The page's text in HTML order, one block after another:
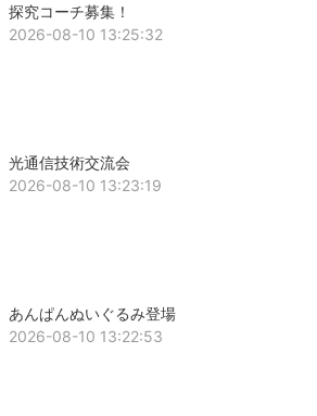
探究コーチ募集！
2026-08-10 13:25:32
光通信技術交流会
2026-08-10 13:23:19
あんぱんぬいぐるみ登場
2026-08-10 13:22:53